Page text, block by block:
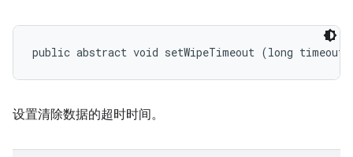
public abstract void setWipeTimeout (long timeout)
设置清除数据的超时时间。